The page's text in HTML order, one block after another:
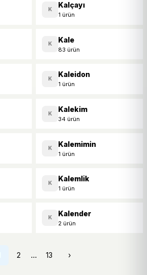
K Kalçayı
1 ürün
K Kale
83 ürün
K Kaleidon
1 ürün
K Kalekim
34 ürün
K Kalemimin
1 ürün
K Kalemlik
1 ürün
K Kalender
2 ürün
2 … 13 ›